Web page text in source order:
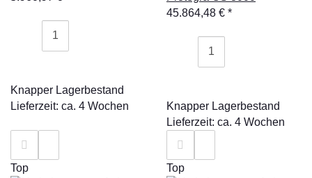
Knapper Lagerbestand
Lieferzeit: ca. 4 Wochen
45.864,48 € *
Knapper Lagerbestand
Lieferzeit: ca. 4 Wochen
Top Top